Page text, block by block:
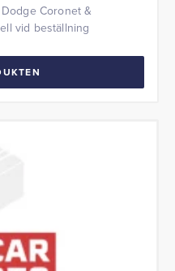
Coronet &
vid beställning